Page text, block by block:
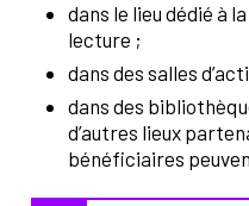
dans le lieu dédié à
lecture ;
dans des salles
dans des
d’autres lieux
bénéficiaires